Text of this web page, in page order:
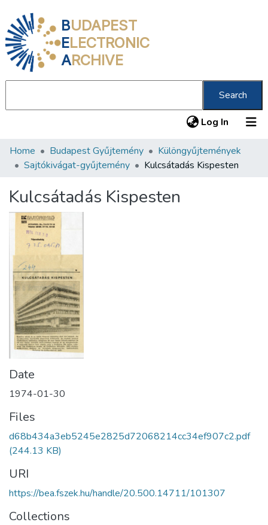
BUDAPEST
ELECTRONIC
ARCHIVE
Search
Log In (current)
Communities & Collections
Statistics
About us
Home Budapest Gyűjtemény
Különgyűjtemények
Sajtókivágat-gyűjtemény
Kulcsátadás Kispesten
Kulcsátadás Kispesten
Date
1974-01-30
Files
d68b434a3eb5245e2825d72068214cc34ef907c2.pdf
(244.13 KB)
URI
https://bea.fszek.hu/handle/20.500.14711/101307
Collections